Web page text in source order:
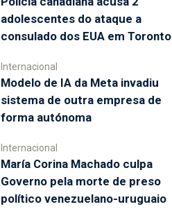
adolescentes do ataque a
consulado dos EUA em Toronto
Internacional
Modelo de IA da Meta invadiu
sistema de outra empresa de
forma autónoma
Internacional
María Corina Machado culpa
Governo pela morte de preso
político venezuelano-uruguaio